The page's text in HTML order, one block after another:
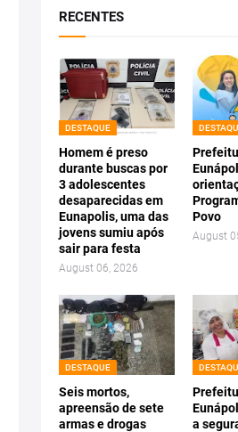
RECENTES
DESTAQUE
Homem é preso
durante buscas por
3 adolescentes
desaparecidas em
Eunapolis, uma das
jovens sumiu após
sair para festa
August 06, 2026
Povo
August
DESTAQUE
Seis mortos,
apreensão de sete
armas e drogas
a